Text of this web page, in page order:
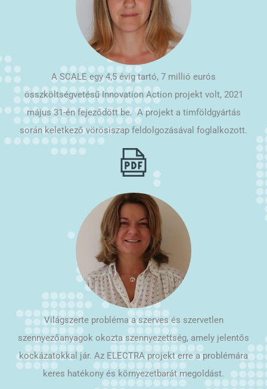
A SCALE egy 4,5 évig tartó, 7 millió eurós
összköltségvetésű Innovation Action projekt volt, 2021
május 31-én fejeződött be. A projekt a timföldgyártás
során keletkező vörösiszap feldolgozásával foglalkozott.
Világszerte probléma a szerves és szervetlen
szennyezőanyagok okozta szennyezettség, amely jelentős
kockázatokkal jár. Az ELECTRA projekt erre a problémára
keres hatékony és környezetbarát megoldást.